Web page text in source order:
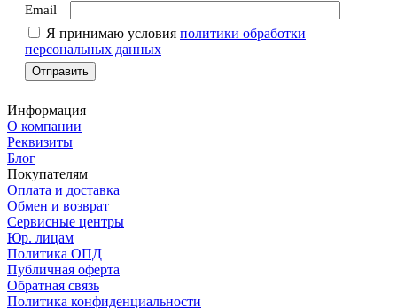
Email
Я принимаю условия политики обработки
персональных данных
Информация
О компании
Реквизиты
Блог
Покупателям
Оплата и доставка
Обмен и возврат
Сервисные центры
Юр. лицам
Политика ОПД
Публичная оферта
Обратная связь
Политика конфиденциальности